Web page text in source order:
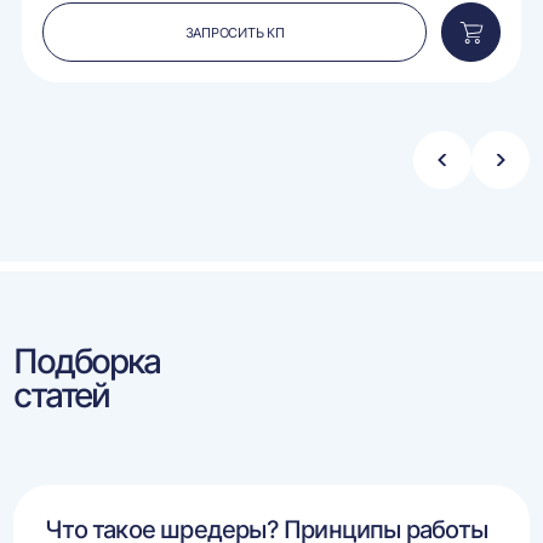
ЗАПРОСИТЬ КП
в
Стрелка
Подборка
статей
Что такое шредеры? Принципы работы